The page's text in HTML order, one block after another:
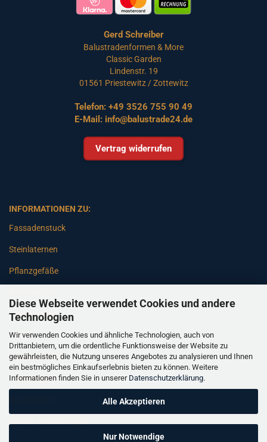
Diese Webseite verwendet Cookies und andere
Technologien
Wir verwenden Cookies und ähnliche Technologien, auch von
Drittanbietern, um die ordentliche Funktionsweise der Website zu
gewährleisten, die Nutzung unseres Angebotes zu analysieren und Ihnen
ein bestmögliches Einkaufserlebnis bieten zu können. Weitere
Informationen finden Sie in unserer Datenschutzerklärung.
Alle Akzeptieren
Nur Notwendige
Gerd Schreiber
Balustradenformen & More
Classic Garden
Lindenstr. 19
01561 Priestewitz / Zottewitz
Telefon: +49 3526 755 90 49
E-Mail: info@balustrade24.de
Vertrag widerrufen
INFORMATIONEN ZU:
Fassadenstuck
Steinlaternen
Pflanzgefäße
Gartenbänke
Pfeiler
Gartenbrunnen
Gartenfiguren